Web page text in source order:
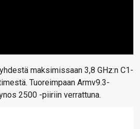
maksimissaan 3,8 GHz:n C1-
Tuoreimpaan Armv9.3-
2500 -piiriin verrattuna.